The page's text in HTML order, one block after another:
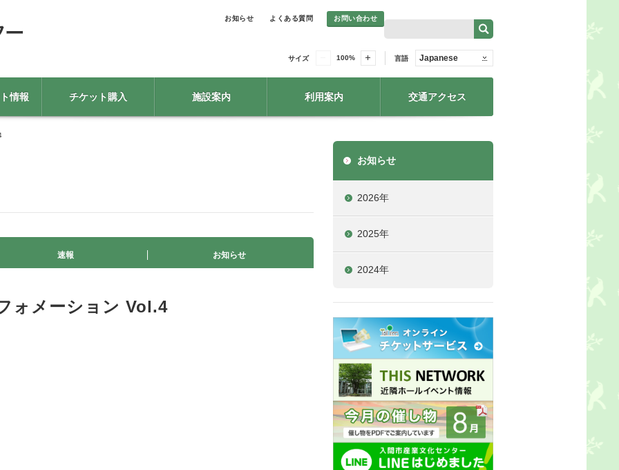
お知らせ よくある質問 お問い合わせ
サイズ 100% 言語 Japanese
情報 チケット購入 施設案内 利用案内 交通アクセス
速報 お知らせ
ォメーション Vol.4
お知らせ
2026年
2025年
2024年